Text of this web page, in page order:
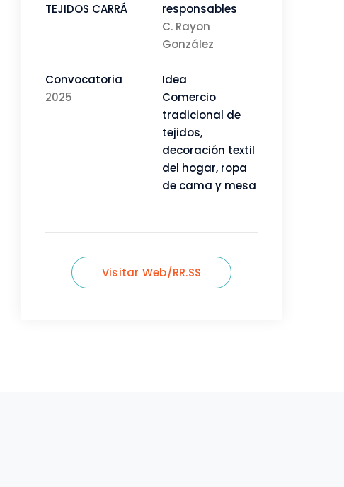
TEJIDOS CARRÁ
responsables
C. Rayon
González
Convocatoria
2025
Idea
Comercio
tradicional de
tejidos,
decoración textil
del hogar, ropa
de cama y mesa
Visitar Web/RR.SS